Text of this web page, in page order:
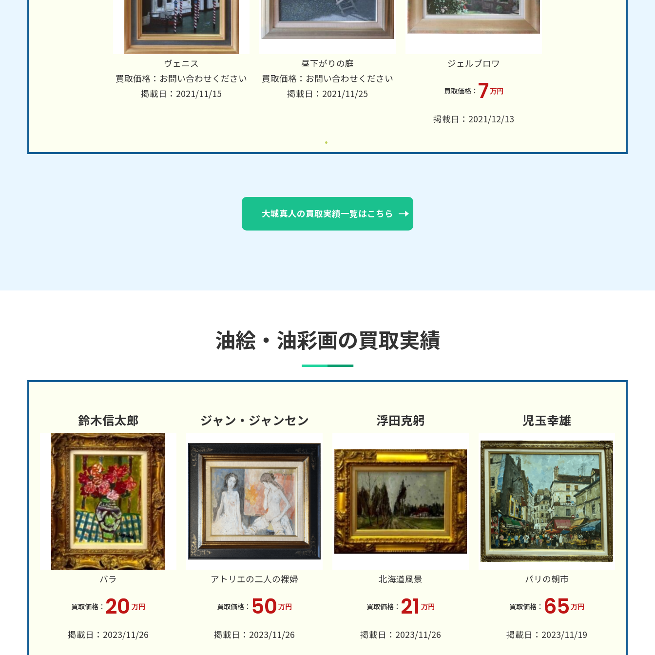
ヴェニス
買取価格：お問い合わせください
掲載日：2021/11/15
昼下がりの庭
買取価格：お問い合わせください
掲載日：2021/11/25
ジェルブロワ
7万円
掲載日：2021/12/13
大城真人の買取実績一覧はこちら
油絵・油彩画の買取実績
鈴木信太郎
バラ
20 万円
掲載日：2023/11/26
ジャン・ジャンセン
アトリエの二人の裸婦
50 万円
掲載日：2023/11/26
浮田克躬
北海道風景
21 万円
掲載日：2023/11/26
児玉幸雄
パリの朝市
65 万円
掲載日：2023/11/19